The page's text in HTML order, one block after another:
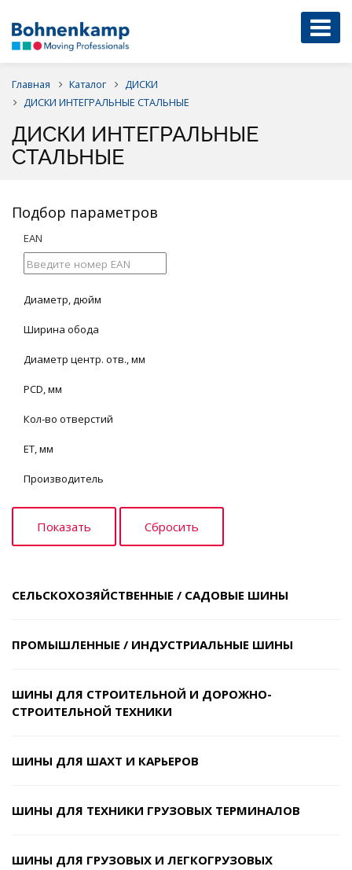
Главная Каталог
ДИСКИ
ДИСКИ ИНТЕГРАЛЬНЫЕ СТАЛЬНЫЕ
ДИСКИ ИНТЕГРАЛЬНЫЕ
СТАЛЬНЫЕ
Подбор параметров
EAN
Диаметр, дюйм
Ширина обода
Диаметр центр. отв., мм
PCD, мм
Кол-во отверстий
ET, мм
Производитель
СЕЛЬСКОХОЗЯЙСТВЕННЫЕ / САДОВЫЕ ШИНЫ
ПРОМЫШЛЕННЫЕ / ИНДУСТРИАЛЬНЫЕ ШИНЫ
ШИНЫ ДЛЯ СТРОИТЕЛЬНОЙ И ДОРОЖНО-
СТРОИТЕЛЬНОЙ ТЕХНИКИ
ШИНЫ ДЛЯ ШАХТ И КАРЬЕРОВ
ШИНЫ ДЛЯ ТЕХНИКИ ГРУЗОВЫХ ТЕРМИНАЛОВ
ШИНЫ ДЛЯ ГРУЗОВЫХ И ЛЕГКОГРУЗОВЫХ